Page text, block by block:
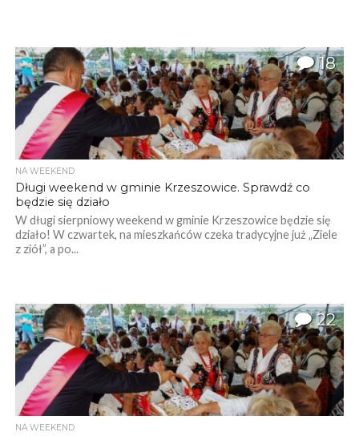
18
NA WEEKEND
Długi weekend w gminie Krzeszowice. Sprawdź co
będzie się działo
W długi sierpniowy weekend w gminie Krzeszowice będzie się
działo! W czwartek, na mieszkańców czeka tradycyjne już „Ziele
z ziół”, a po...
22
NA WEEKEND